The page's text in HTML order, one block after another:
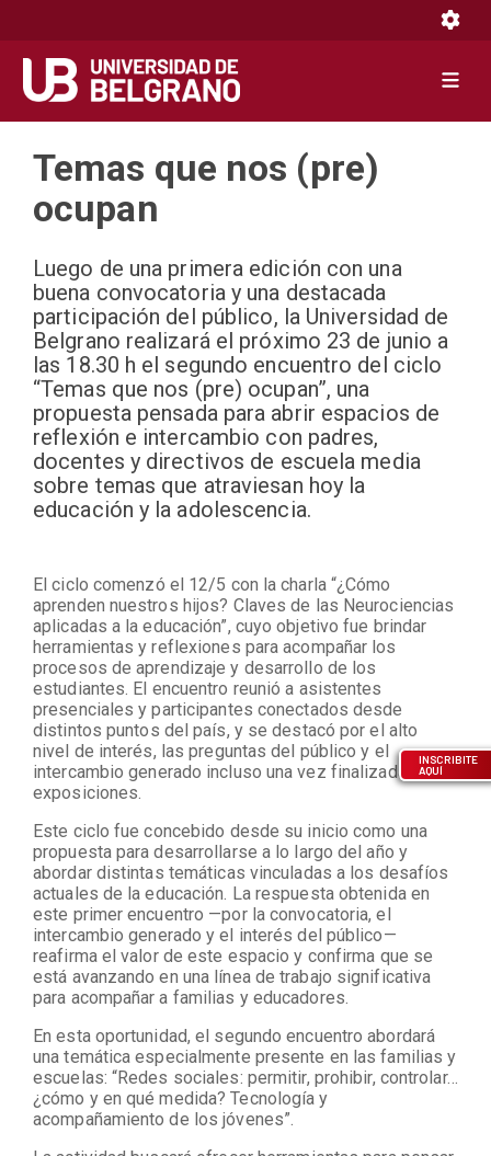
principal
Temas que nos (pre)
ocupan
Luego de una primera edición con una
buena convocatoria y una destacada
participación del público, la Universidad de
Belgrano realizará el próximo 23 de junio a
las 18.30 h el segundo encuentro del ciclo
“Temas que nos (pre) ocupan”, una
propuesta pensada para abrir espacios de
reflexión e intercambio con padres,
docentes y directivos de escuela media
sobre temas que atraviesan hoy la
educación y la adolescencia.
El ciclo comenzó el 12/5 con la charla “¿Cómo
aprenden nuestros hijos? Claves de las Neurociencias
aplicadas a la educación”, cuyo objetivo fue brindar
herramientas y reflexiones para acompañar los
procesos de aprendizaje y desarrollo de los
estudiantes. El encuentro reunió a asistentes
presenciales y participantes conectados desde
distintos puntos del país, y se destacó por el alto
nivel de interés, las preguntas del público y el
intercambio generado incluso una vez finalizadas las
exposiciones.
Este ciclo fue concebido desde su inicio como una
propuesta para desarrollarse a lo largo del año y
abordar distintas temáticas vinculadas a los desafíos
actuales de la educación. La respuesta obtenida en
este primer encuentro —por la convocatoria, el
intercambio generado y el interés del público—
reafirma el valor de este espacio y confirma que se
está avanzando en una línea de trabajo significativa
para acompañar a familias y educadores.
En esta oportunidad, el segundo encuentro abordará
una temática especialmente presente en las familias y
escuelas: “Redes sociales: permitir, prohibir, controlar…
¿cómo y en qué medida? Tecnología y
acompañamiento de los jóvenes”.
INSCRIBITE
AQUÍ